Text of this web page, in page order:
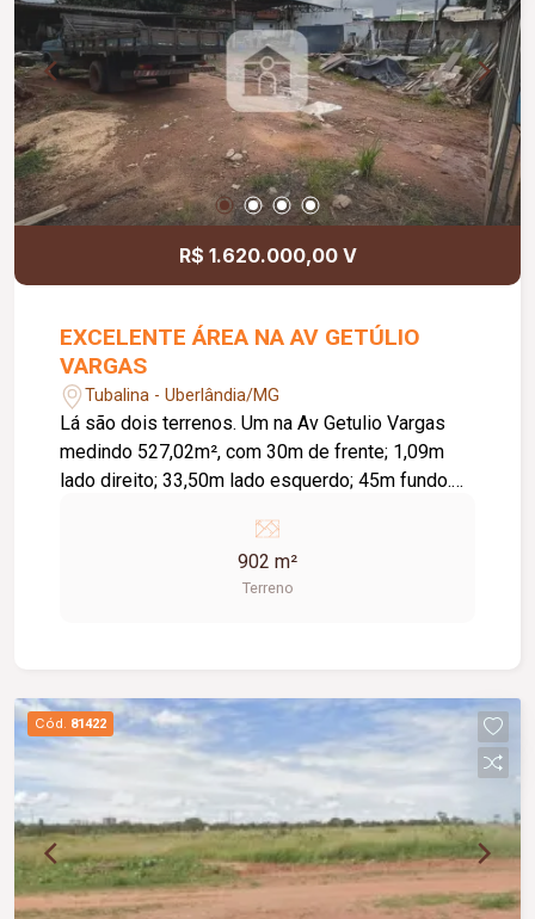
R$ 1.620.000,00 V
EXCELENTE ÁREA NA AV GETÚLIO
VARGAS
Tubalina - Uberlândia/MG
Lá são dois terrenos. Um na Av Getulio Vargas
medindo 527,02m², com 30m de frente; 1,09m
lado direito; 33,50m lado esquerdo; 45m fundo.
15m de frente e fundo; 25m lados direito e
902 m²
Terreno
Cód. 81422